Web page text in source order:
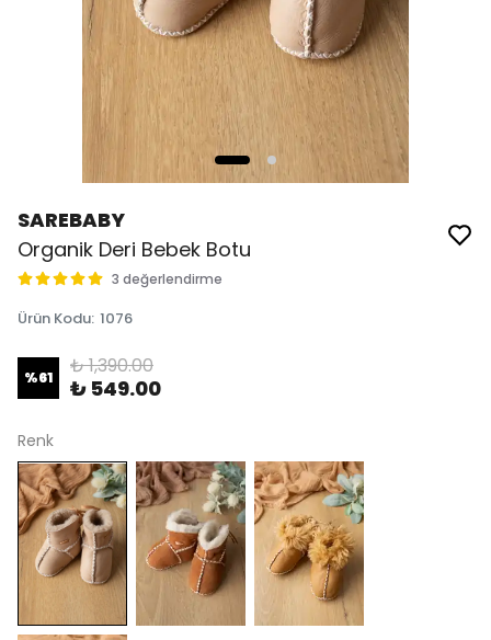
SAREBABY
Organik Deri Bebek Botu
3 değerlendirme
Ürün Kodu: 1076
%61 ₺ 1,390.00
₺ 549.00
Renk